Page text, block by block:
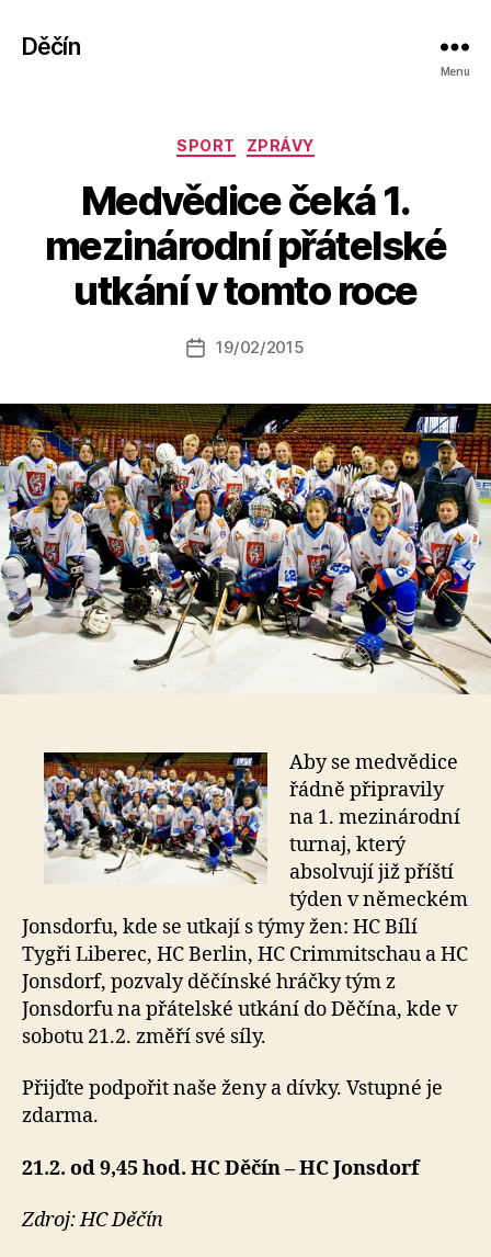
Děčín
Menu
Rubriky
SPORT ZPRÁVY
Medvědice čeká 1.
mezinárodní přátelské
utkání v tomto roce
Autor
příspěvku
u
t
a
s
o
Datum
19/02/2015
Aby se medvědice
řádně připravily
na 1. mezinárodní
turnaj, který
absolvují již příští
týden v německém
Jonsdorfu, kde se utkají s týmy žen: HC Bílí
Tygři Liberec, HC Berlin, HC Crimmitschau a HC
Jonsdorf, pozvaly děčínské hráčky tým z
Jonsdorfu na přátelské utkání do Děčína, kde v
sobotu 21.2. změří své síly.
Přijďte podpořit naše ženy a dívky. Vstupné je
zdarma.
21.2. od 9,45 hod. HC Děčín – HC Jonsdorf
Zdroj: HC Děčín